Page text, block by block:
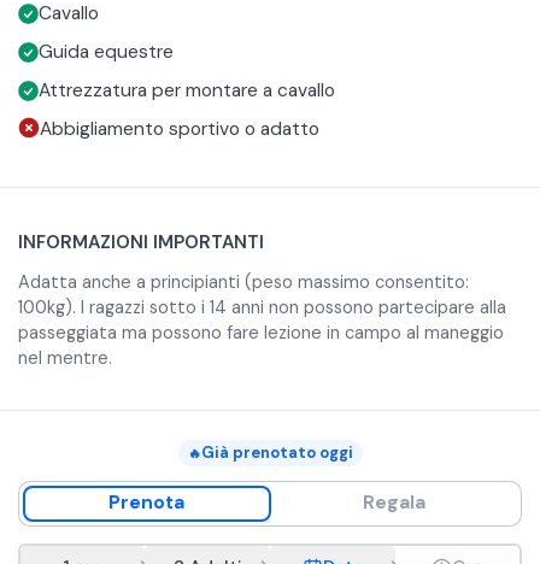
pantaloni lunghi.
Cavallo
Guida equestre
Attrezzatura per montare a cavallo
Abbigliamento sportivo o adatto
INFORMAZIONI IMPORTANTI
Adatta anche a principianti (peso massimo consentito:
100kg). I ragazzi sotto i 14 anni non possono partecipare alla
passeggiata ma possono fare lezione in campo al maneggio
nel mentre.
🔥Già prenotato oggi
Prenota Regala